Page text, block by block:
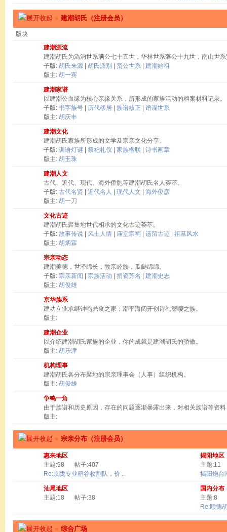
» 建潮胡氏（注册会员）
版块
建潮源流
建潮胡氏为溈汭世系满公七十五世，华林世系藩公十九世，南山世
子版: 胡氏来源 胡氏派别 贤公世系
建潮始祖
版主: 胡一宾
建潮家谱
以建潮公血缘为核心亲缘关系，所形成的家族活动的档案材料记录。
子版: 书字族号 历代移居 族谱核正
谱谍世系
版主: 胡庆丰
建潮文化
建潮胡氏家族所形成的文学及宗亲文化分享。
子版: 训语灯谜 祭祀礼仪 家族楹联
诗书画章
版主: 胡玉珠
建潮人文
古代、近代、现代、海外侨胞等建潮胡氏名人荟萃。
子版: 古代名贤 近代名人 现代人文
海外俊彦
版主: 胡一刀
文化古迹
建潮胡氏聚集地世代相承的文化古迹荟萃。
子版: 故事传说 风土人情 庙堂宗祠 遗留古迹
祖墓风水
版主: 胡炳霖
宗亲动态
建潮美德，世泽绵长，敦亲睦族，瓜瓞绵绵。
子版: 宗亲新闻 宗族活动 捐资芳名
建潮史志
版主: 胡俊雄
京华族系
建功立业承继钟鸣鼎食之家；潮平海阔开创诗礼簪缨之族。
版主:
建潮企业
以介绍建潮胡氏家族的企业，你的成就是建潮胡氏的骄傲。
版主: 胡乐津
机构理事
建潮胡氏各分布聚地的宗亲理事会（人事）组织机构。
版主: 胡俊雄
争鸣一角
由于族谱和历史原因，存在的问题逐渐暴露出来，对相关族谱等资
版主:
» 宗亲分布（注册会员）
惠来地区
主题:98
帖子:407
Re:京陇专业稻谷收割队，价 ..
揭阳地区
主题:11
揭阳炮台
汕尾地区
主题:18
帖子:38
国内分布
主题:8
Re:顺德
» 综合广场